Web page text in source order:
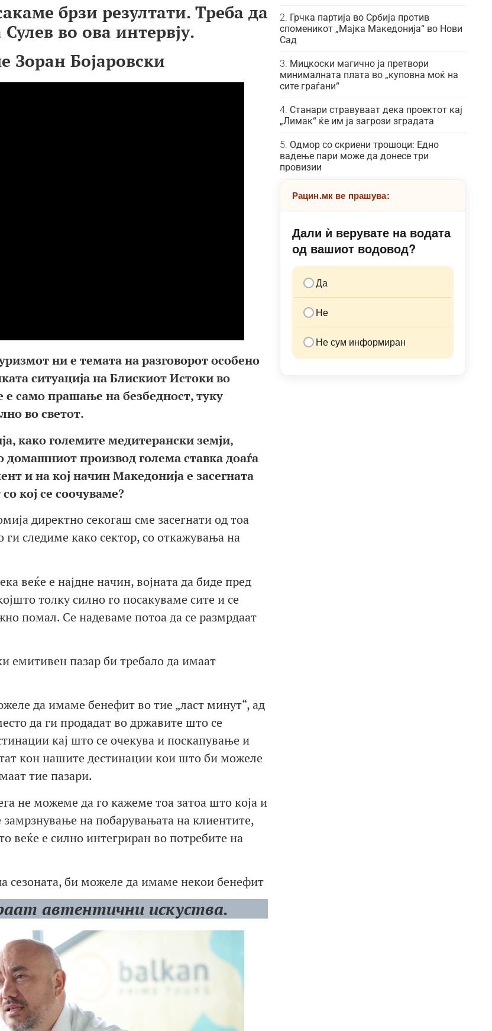
брзи резултати. Треба да
во ова интервју.
Зоран Бојаровски
ни е темата на разговорот особено
ситуација на Блискиот Истоки во
е само прашање на безбедност, туку
во светот.
како големите медитерански земји,
домашниот производ голема ставка доаѓа
и на кој начин Македонија е засегната
кој се соочуваме?
директно секогаш сме засегнати од тоа
следиме како сектор, со откажувања на
веќе е најдне начин, војната да биде пред
толку силно го посакуваме сите и се
помал. Се надеваме потоа да се размрдаат
емитивен пазар би требало да имаат
да имаме бенефит во тие „ласт минут“, ад
да ги продадат во државите што се
кај што се очекува и поскапување и
кон нашите дестинации кои што би можеле
тие пазари.
не можеме да го кажеме тоа затоа што која и
на побарувањата на клиентите,
веќе е силно интегриран во потребите на
сезоната, би можеле да имаме некои бенефит
автентични искуства.
Грчка партија во Србија против
споменикот „Мајка Македонија“ во Нови
Сад
Мицкоски магично ја претвори
минималната плата во „куповна моќ на
сите граѓани“
Станари стравуваат дека проектот кај
„Лимак“ ќе им ја загрози зградата
Одмор со скриени трошоци: Едно
вадење пари може да донесе три
провизии
Рацин.мк ве прашува:
Дали ѝ верувате на водата
од вашиот водовод?
Да
Не
Не сум информиран